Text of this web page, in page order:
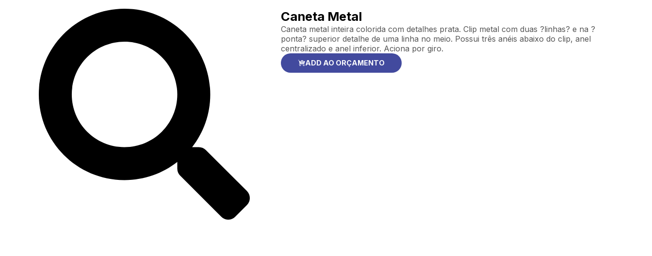
Caneta Metal
Caneta metal inteira colorida com detalhes prata. Clip metal com duas ?linhas? e na ?
ponta? superior detalhe de uma linha no meio. Possui três anéis abaixo do clip, anel
centralizado e anel inferior. Aciona por giro.
ADD AO ORÇAMENTO